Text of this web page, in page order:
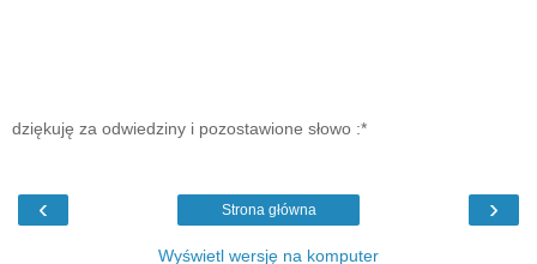
dziękuję za odwiedziny i pozostawione słowo :*
‹ ›
Strona główna
Wyświetl wersję na komputer